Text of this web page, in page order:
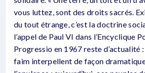
vous luttez, sont des droits sacrés.
du tout étrange, c’est la doctrine
l’appel de Paul VI dans l’Encyclique
Progressio en 1967 reste d’actualité
faim interpellent de façon